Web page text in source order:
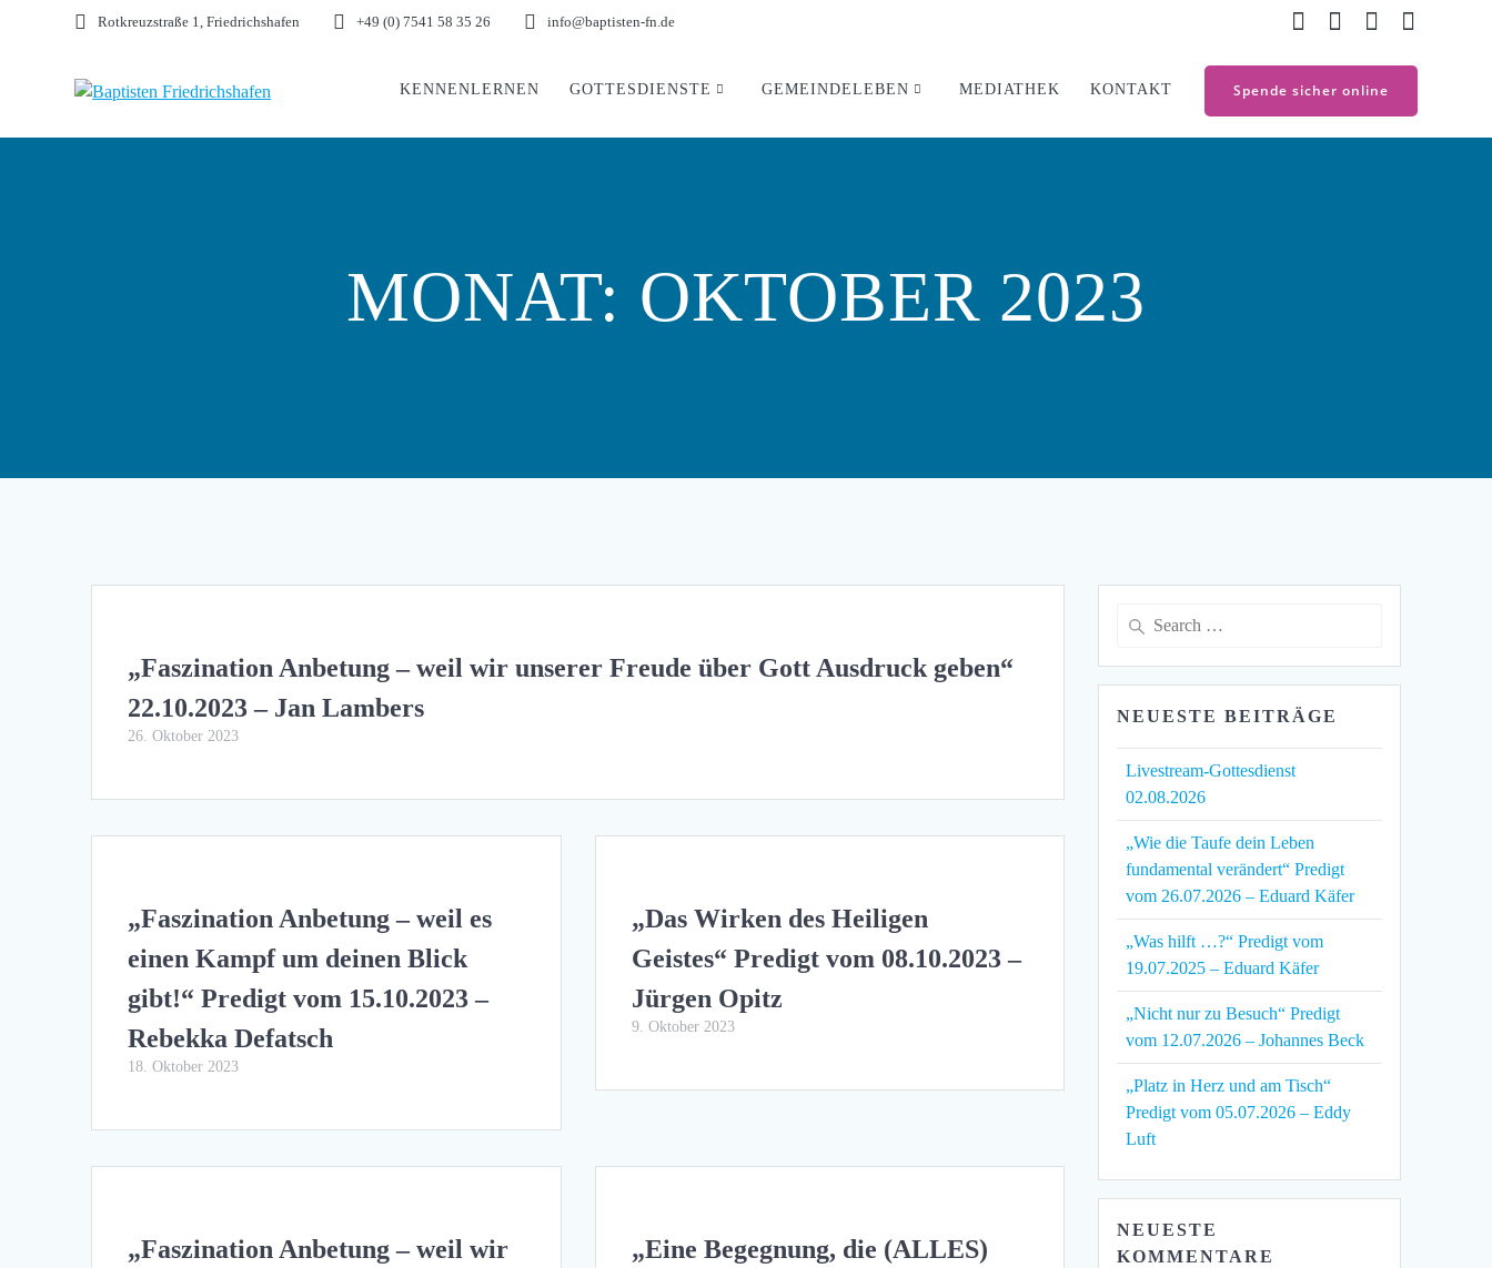
Rotkreuzstraße 1, Friedrichshafen +49 (0) 7541 58 35 26 info@baptisten-fn.de
KENNENLERNEN GOTTESDIENSTE GEMEINDELEBEN MEDIATHEK KONTAKT Spende sicher online
MONAT: OKTOBER 2023
„Faszination Anbetung – weil wir unserer Freude über Gott Ausdruck geben“
22.10.2023 – Jan Lambers
26. Oktober 2023
„Faszination Anbetung – weil es
einen Kampf um deinen Blick
gibt!“ Predigt vom 15.10.2023 –
Rebekka Defatsch
18. Oktober 2023
„Das Wirken des Heiligen
Geistes“ Predigt vom 08.10.2023 –
Jürgen Opitz
9. Oktober 2023
„Faszination Anbetung – weil wir
„Eine Begegnung, die (ALLES)
Search
NEUESTE BEITRÄGE
Livestream-Gottesdienst
02.08.2026
„Wie die Taufe dein Leben
fundamental verändert“ Predigt
vom 26.07.2026 – Eduard Käfer
„Was hilft …?“ Predigt vom
19.07.2025 – Eduard Käfer
„Nicht nur zu Besuch“ Predigt
vom 12.07.2026 – Johannes Beck
„Platz in Herz und am Tisch“
Predigt vom 05.07.2026 – Eddy
Luft
NEUESTE
KOMMENTARE